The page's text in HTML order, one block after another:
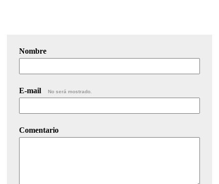
Nombre
E-mail No será mostrado.
Comentario